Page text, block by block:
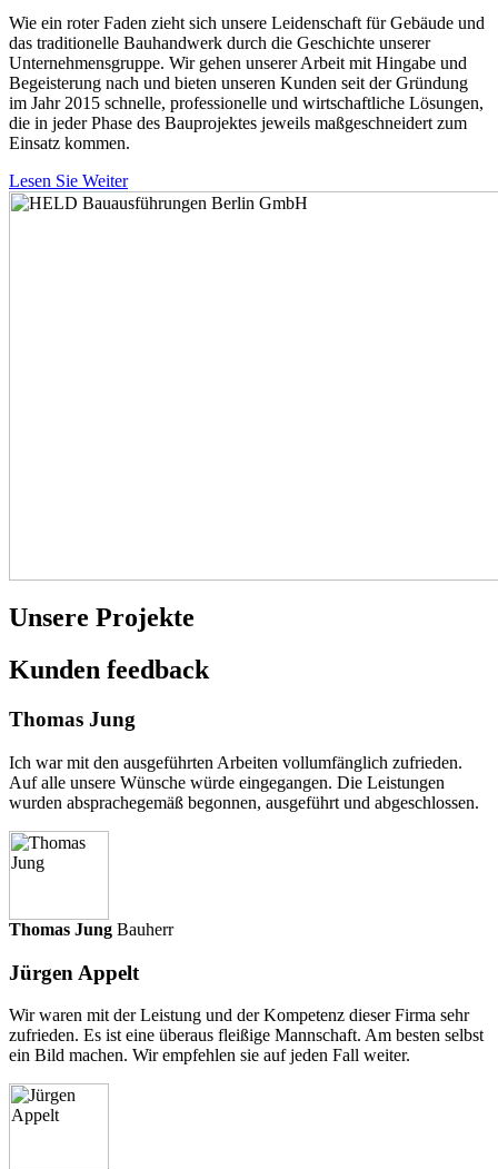
Wie ein roter Faden zieht sich unsere Leidenschaft für Gebäude und
das traditionelle Bauhandwerk durch die Geschichte unserer
Unternehmensgruppe. Wir gehen unserer Arbeit mit Hingabe und
Begeisterung nach und bieten unseren Kunden seit der Gründung
im Jahr 2015 schnelle, professionelle und wirtschaftliche Lösungen,
die in jeder Phase des Bauprojektes jeweils maßgeschneidert zum
Einsatz kommen.
Lesen Sie Weiter
Unsere Projekte
Kunden feedback
Thomas Jung
Ich war mit den ausgeführten Arbeiten vollumfänglich zufrieden.
Auf alle unsere Wünsche würde eingegangen. Die Leistungen
wurden absprachegemäß begonnen, ausgeführt und abgeschlossen.
Thomas Jung Bauherr
Jürgen Appelt
Wir waren mit der Leistung und der Kompetenz dieser Firma sehr
zufrieden. Es ist eine überaus fleißige Mannschaft. Am besten selbst
ein Bild machen. Wir empfehlen sie auf jeden Fall weiter.